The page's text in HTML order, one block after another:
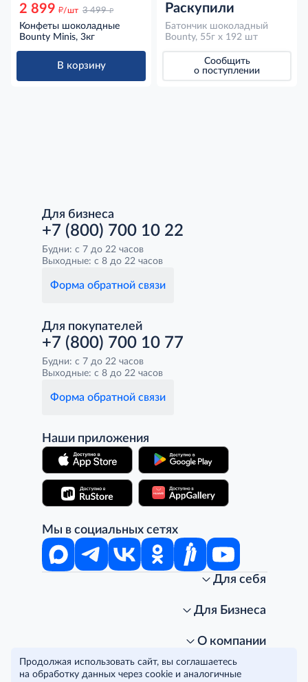
2 899 д/шт 3 499 д
Конфеты шоколадные
Bounty Minis, 3кг
В корзину
Раскупили
Батончик шоколадный
Bounty, 55г x 192 шт
Сообщить
о поступлении
Для бизнеса
+7 (800) 700 10 22
Будни: с 7 до 22 часов
Выходные: с 8 до 22 часов
Форма обратной связи
Для покупателей
+7 (800) 700 10 77
Будни: с 7 до 22 часов
Выходные: с 8 до 22 часов
Форма обратной связи
Наши приложения
Мы в социальных сетях
Для себя
Стань клиентом METRO
Подарочные карты. Активация и баланс
Для Бизнеса
Получить карту для бизнеса
Для магазинов
О компании
Карьера
Условия и соглашения
Продолжая использовать сайт, вы соглашаетесь
на обработку данных через cookie и аналогичные